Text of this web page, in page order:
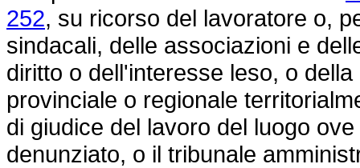
252, su ricorso del lavoratore o,
sindacali, delle associazioni e
diritto o dell'interesse leso, o
provinciale o regionale
di giudice del lavoro del luogo
denunziato, o il tribunale